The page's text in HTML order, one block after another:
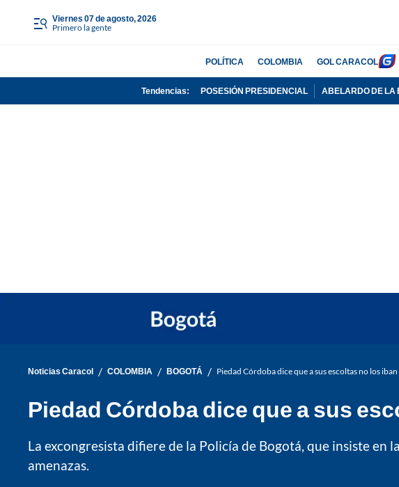
viernes 07 de agosto, 2026
Primero la gente
POLÍTICA COLOMBIA GOL CARACOL
Tendencias: POSESIÓN PRESIDENCIAL ABELARDO DE LA
Noticias Caracol / COLOMBIA / BOGOTÁ / Piedad Córdoba dice que a sus escoltas no los
Piedad Córdoba dice que a sus
La excongresista difiere de la Policía de Bogotá, que insiste en
amenazas.